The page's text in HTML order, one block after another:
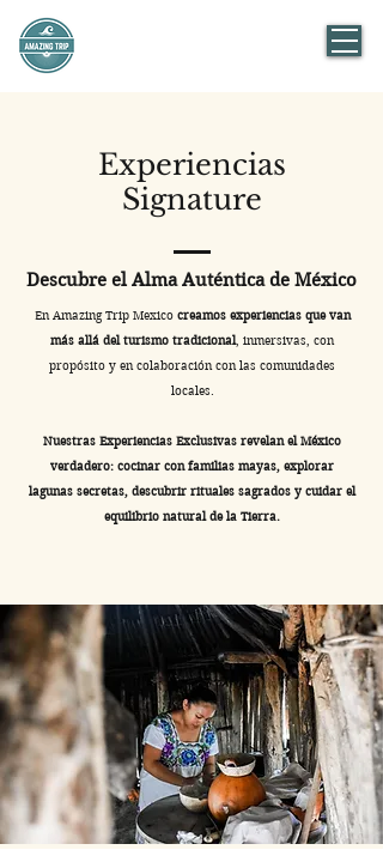
Experiencias
Signature
Descubre el Alma Auténtica de México
En Amazing Trip Mexico creamos experiencias que van
más allá del turismo tradicional, inmersivas, con
propósito y en colaboración con las comunidades
locales.
Nuestras Experiencias Exclusivas revelan el México
verdadero: cocinar con familias mayas, explorar
lagunas secretas, descubrir rituales sagrados y cuidar el
equilibrio natural de la Tierra.